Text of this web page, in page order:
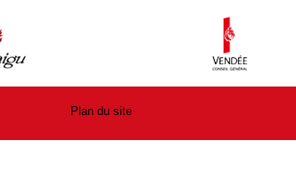
Plan du site